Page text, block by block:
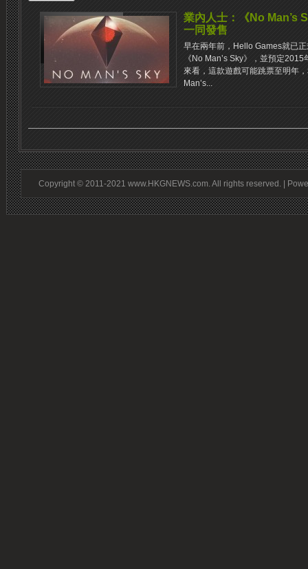
業內人士：《No Man’s
一同發售
早在兩年前，Hello Games就已
《No Man’s Sky》，並預定
來看，這款遊戲可能跳票至明年
Man’s...
Copyright © 2011-2021 www.HKGNEWS.com. All rights reserved. |